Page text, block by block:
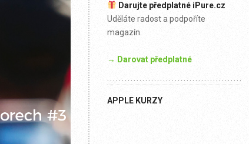
Darujte předplatné iPure.cz
Uděláte radost a podpoříte
magazín.
→ Darovat předplatné
APPLE KURZY